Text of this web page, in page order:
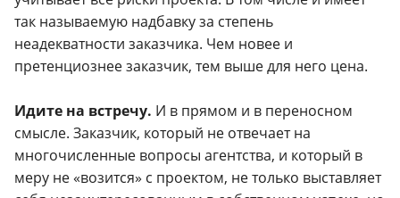
так называемую надбавку за степень
неадекватности заказчика. Чем новее и
претенциознее заказчик, тем выше для него цена.
Идите на встречу. И в прямом и в переносном
смысле. Заказчик, который не отвечает на
многочисленные вопросы агентства, и который в
меру не «возится» с проектом, не только выставляет